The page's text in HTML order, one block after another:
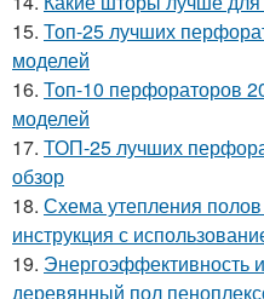
15. Топ-25 лучших
моделей
16. Топ-10 перфораторов
моделей
17. ТОП-25 лучших
обзор
18. Схема утепления
инструкция с
19. Энергоэффективность
деревянный пол